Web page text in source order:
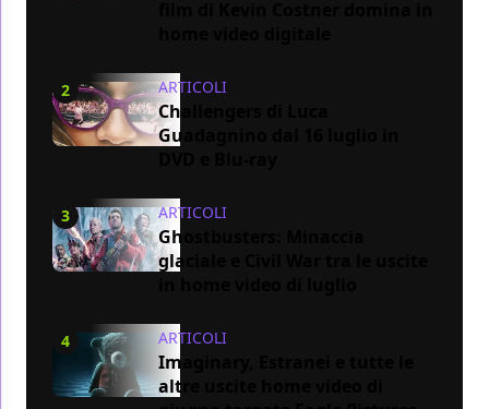
2 ARTICOLI
Challengers di Luca
Guadagnino dal 16 luglio in
3 ARTICOLI
Ghostbusters: Minaccia
glaciale e Civil War tra le uscite
4 ARTICOLI
Imaginary, Estranei e tutte le
altre uscite home video di